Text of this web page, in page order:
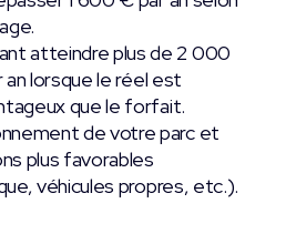
atteindre plus de 2 000
lorsque le réel est
que le forfait.
de votre parc et
plus favorables
véhicules propres, etc.).